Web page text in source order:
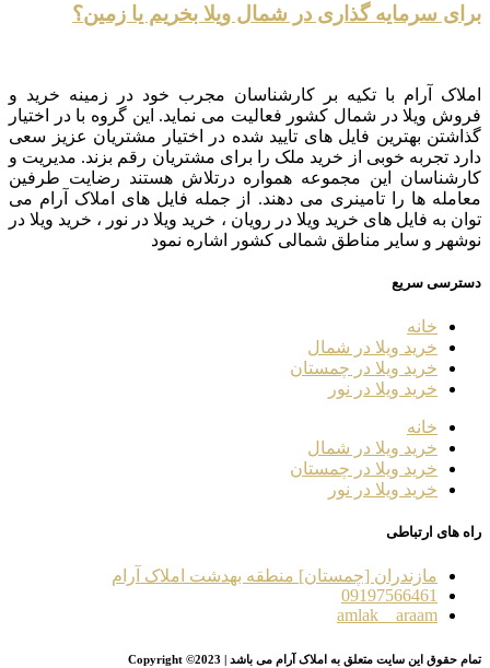
برای سرمایه گذاری در شمال ویلا بخریم یا زمین؟
املاک آرام با تکیه بر کارشناسان مجرب خود در زمینه خرید و
فروش ویلا در شمال کشور فعالیت می نماید. این گروه با در اختیار
گذاشتن بهترین فایل های تایید شده در اختیار مشتریان عزیز سعی
دارد تجربه خوبی از خرید ملک را برای مشتریان رقم بزند. مدیریت و
کارشناسان این مجموعه همواره درتلاش هستند رضایت طرفین
معامله ها را تامینری می دهند. از جمله فایل های املاک آرام می
توان به فایل های خرید ویلا در رویان ، خرید ویلا در نور ، خرید ویلا در
نوشهر و سایر مناطق شمالی کشور اشاره نمود
دسترسی سریع
خانه
خرید ویلا در شمال
خرید ویلا در چمستان
خرید ویلا در نور
خانه
خرید ویلا در شمال
خرید ویلا در چمستان
خرید ویلا در نور
راه های ارتباطی
مازندران [چمستان] منطقه بهدشت املاک آرام
09197566461
amlak__araam
تمام حقوق این سایت متعلق به املاک آرام می باشد | Copyright ©2023